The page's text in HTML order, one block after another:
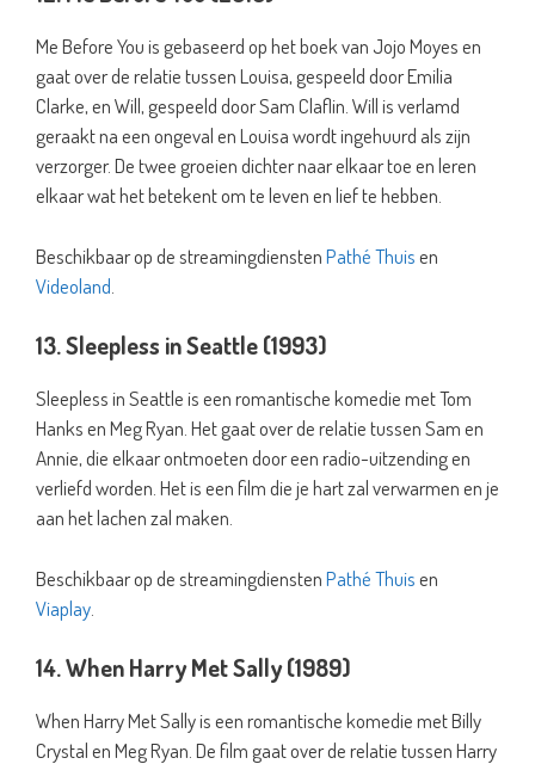
Me Before You is gebaseerd op het boek van Jojo Moyes en
gaat over de relatie tussen Louisa, gespeeld door Emilia
Clarke, en Will, gespeeld door Sam Claflin. Will is verlamd
geraakt na een ongeval en Louisa wordt ingehuurd als zijn
verzorger. De twee groeien dichter naar elkaar toe en leren
elkaar wat het betekent om te leven en lief te hebben.
Beschikbaar op de streamingdienstenPathé Thuisen
Videoland
13. Sleepless in Seattle (1993)
Sleepless in Seattle is een romantische komedie met Tom
Hanks en Meg Ryan. Het gaat over de relatie tussen Sam en
Annie, die elkaar ontmoeten door een radio-uitzending en
verliefd worden. Het is een film die je hart zal verwarmen en je
aan het lachen zal maken.
Beschikbaar op de streamingdienstenPathé Thuisen
Viaplay
14. When Harry Met Sally (1989)
When Harry Met Sally is een romantische komedie met Billy
Crystal en Meg Ryan. De film gaat over de relatie tussen Harry